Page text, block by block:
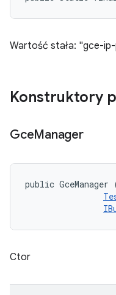
Wartość stała: "gce-
Konstruktory
GceManager
public GceManager
Ctor